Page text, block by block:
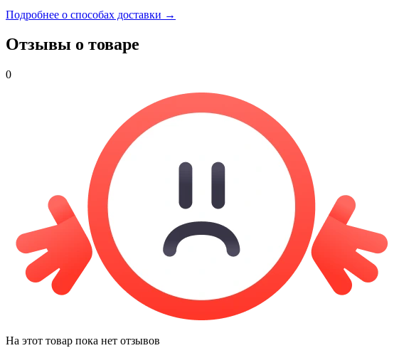
Подробнее о способах доставки →
Отзывы о товаре
0
На этот товар пока нет отзывов